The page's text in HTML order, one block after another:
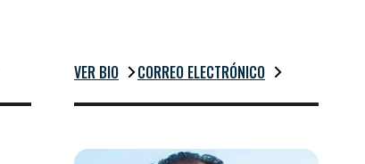
VER BIO CORREO ELECTRÓNICO